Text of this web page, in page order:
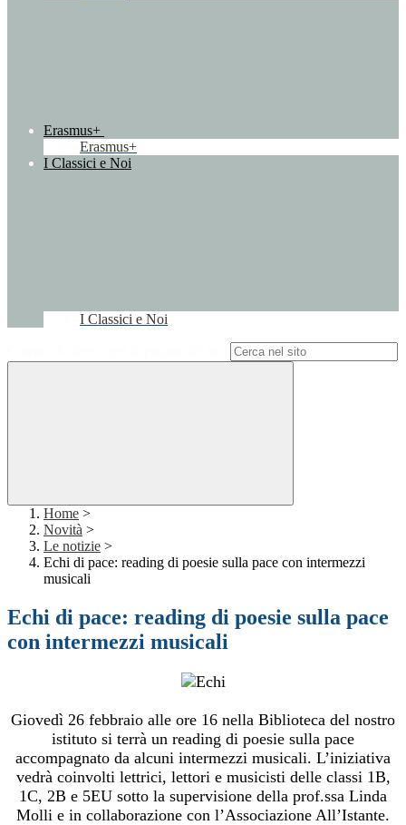
Erasmus+
Erasmus+
I Classici e Noi
I Classici e Noi
Home >
Novità >
Le notizie >
Echi di pace: reading di poesie sulla pace con intermezzi
musicali
Echi di pace: reading di poesie sulla pace
con intermezzi musicali
Giovedì 26 febbraio alle ore 16 nella Biblioteca del nostro
istituto si terrà un reading di poesie sulla pace
accompagnato da alcuni intermezzi musicali. L’iniziativa
vedrà coinvolti lettrici, lettori e musicisti delle classi 1B,
1C, 2B e 5EU sotto la supervisione della prof.ssa Linda
Molli e in collaborazione con l’Associazione All’Istante.